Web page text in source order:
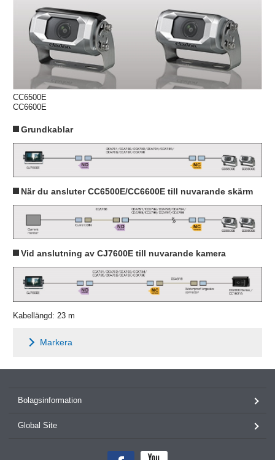
CC6500E
CC6600E
Grundkablar
När du ansluter CC6500E/CC6600E till nuvarande skärm
Vid anslutning av CJ7600E till nuvarande kamera
Kabellängd: 23 m
Markera
Bolagsinformation
Global Site